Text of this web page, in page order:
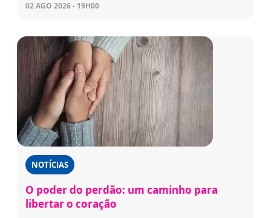
02 AGO 2026 - 19H00
NOTÍCIAS
O poder do perdão: um caminho para
libertar o coração